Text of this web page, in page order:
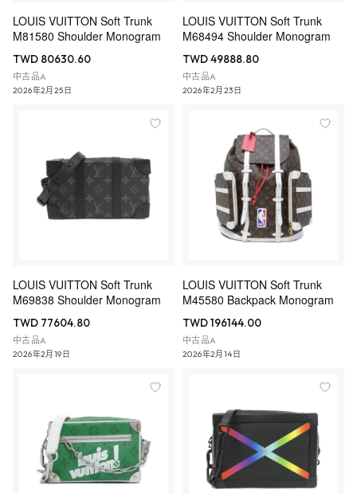
LOUIS VUITTON Soft Trunk
M81580 Shoulder Monogram
TWD 80630.60
中古品A
2026年2月25日
LOUIS VUITTON Soft Trunk
M68494 Shoulder Monogram
TWD 49888.80
中古品A
2026年2月23日
LOUIS VUITTON Soft Trunk
M69838 Shoulder Monogram
TWD 77604.80
中古品A
2026年2月19日
LOUIS VUITTON Soft Trunk
M45580 Backpack Monogram
TWD 196144.00
中古品A
2026年2月14日